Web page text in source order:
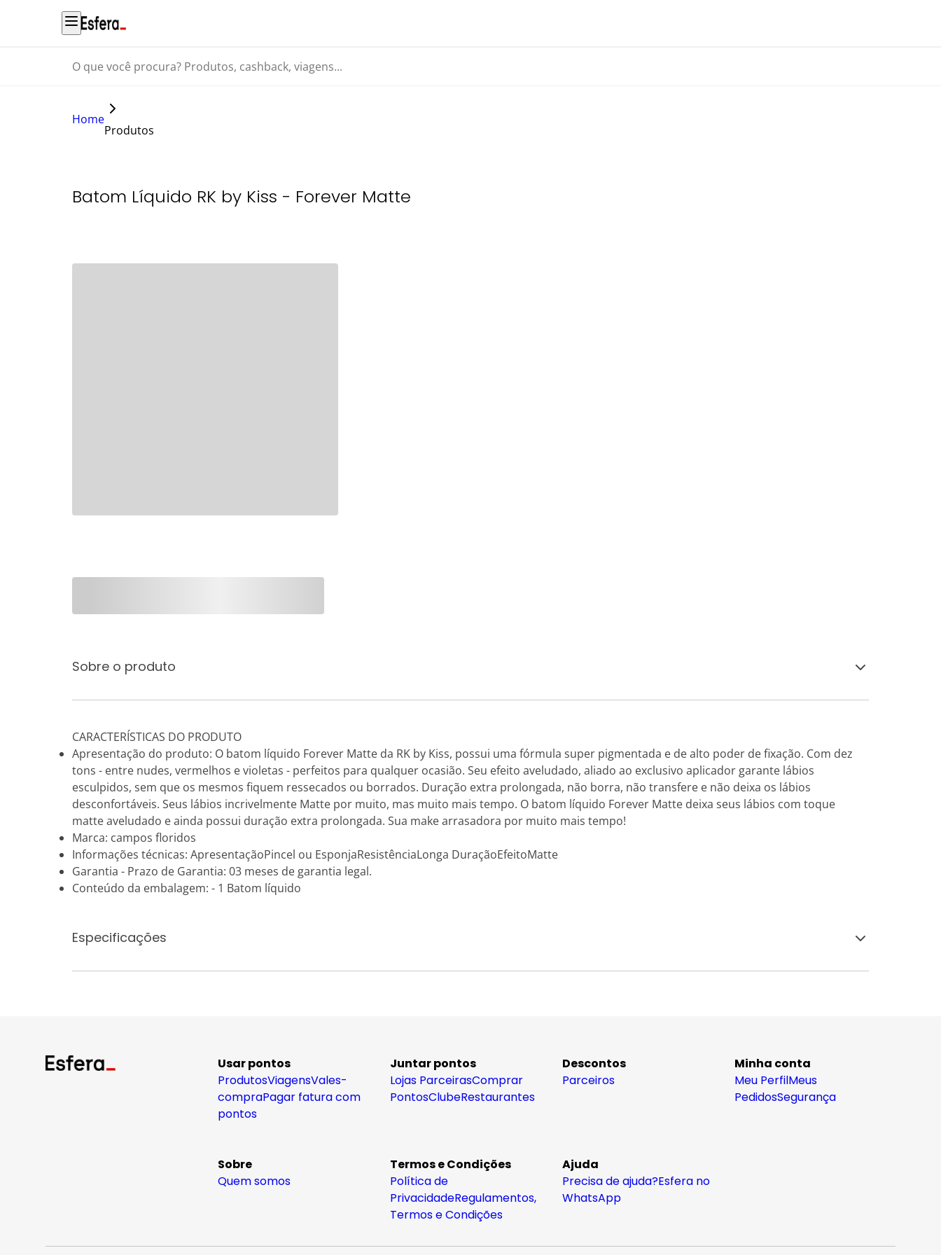
O que você procura? Produtos, cashback, viagens...
Home
Produtos
Batom Líquido RK by Kiss - Forever Matte
Sobre o produto
CARACTERÍSTICAS DO PRODUTO
Apresentação do produto: O batom líquido Forever Matte da RK by Kiss, possui uma fórmula super pigmentada e de alto poder de fixação. Com dez
tons - entre nudes, vermelhos e violetas - perfeitos para qualquer ocasião. Seu efeito aveludado, aliado ao exclusivo aplicador garante lábios
esculpidos, sem que os mesmos fiquem ressecados ou borrados. Duração extra prolongada, não borra, não transfere e não deixa os lábios
desconfortáveis. Seus lábios incrivelmente Matte por muito, mas muito mais tempo. O batom líquido Forever Matte deixa seus lábios com toque
matte aveludado e ainda possui duração extra prolongada. Sua make arrasadora por muito mais tempo!
Marca: campos floridos
Informações técnicas: ApresentaçãoPincel ou EsponjaResistênciaLonga DuraçãoEfeitoMatte
Garantia - Prazo de Garantia: 03 meses de garantia legal.
Conteúdo da embalagem: - 1 Batom líquido
Especificações
Usar pontos
ProdutosViagensVales-
compraPagar fatura com
pontos
Juntar pontos
Lojas ParceirasComprar
PontosClubeRestaurantes
Descontos
Parceiros
Minha conta
Meu PerfilMeus
PedidosSegurança
Sobre
Quem somos
Termos e Condições
Política de
PrivacidadeRegulamentos,
Termos e Condições
Ajuda
Precisa de ajuda?Esfera no
WhatsApp